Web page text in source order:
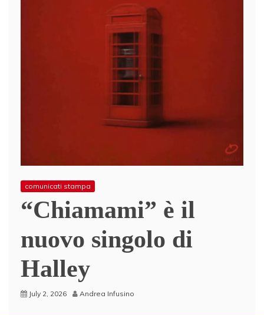
comunicati stampa
“Chiamami” è il
nuovo singolo di
Halley
July 2, 2026 Andrea Infusino